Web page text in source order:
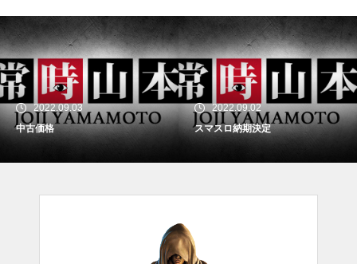
2022.09.03
中古価格
2022.09.02
スマスロ納期決定